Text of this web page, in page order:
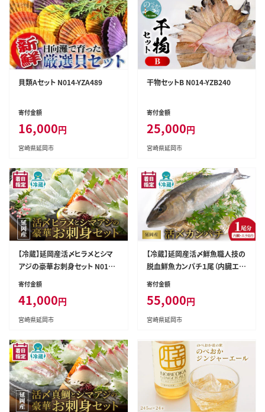
貝類Aセット N014-YZA489
寄付金額
16,000円
宮崎県延岡市
干物セットB N014-YZB240
寄付金額
25,000円
宮崎県延岡市
【冷蔵】延岡産活〆ヒラメとシマ
アジの豪華お刺身セット N019-
YZC623
寄付金額
41,000円
宮崎県延岡市
【冷蔵】延岡産活〆鮮魚職人技の
脱血鮮魚カンパチ１尾（内臓エラ
取り） N019-YZD0118
寄付金額
55,000円
宮崎県延岡市